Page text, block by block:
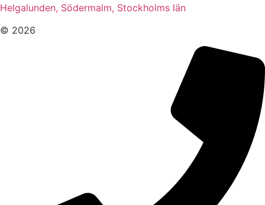
Helgalunden, Södermalm, Stockholms län
© 2026